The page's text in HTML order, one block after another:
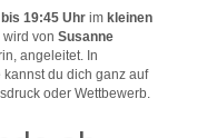
19:45 Uhr im kleinen
wird von Susanne
angeleitet. In
du dich ganz auf
oder Wettbewerb.